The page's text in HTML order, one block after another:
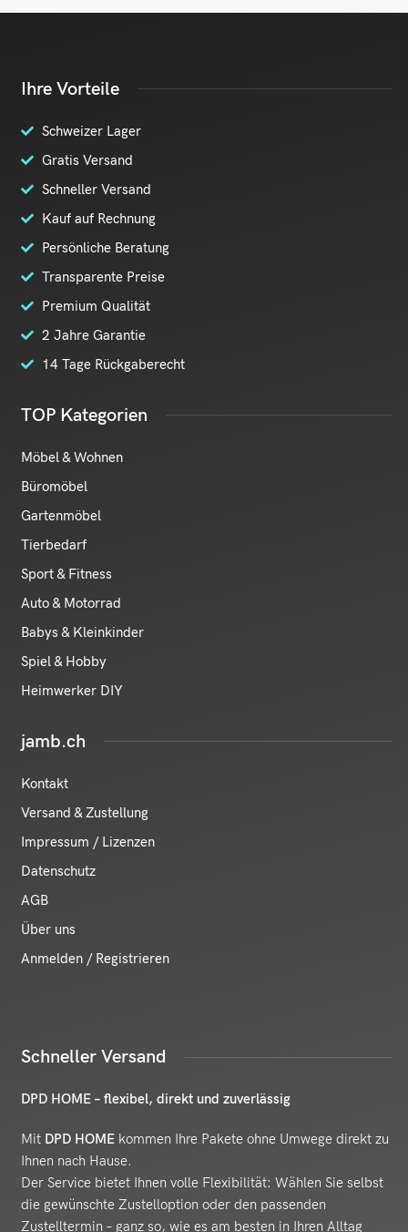
Ihre Vorteile
Schweizer Lager
Gratis Versand
Schneller Versand
Kauf auf Rechnung
Persönliche Beratung
Transparente Preise
Premium Qualität
2 Jahre Garantie
14 Tage Rückgaberecht
TOP Kategorien
Möbel & Wohnen
Büromöbel
Gartenmöbel
Tierbedarf
Sport & Fitness
Auto & Motorrad
Babys & Kleinkinder
Spiel & Hobby
Heimwerker DIY
jamb.ch
Kontakt
Versand & Zustellung
Impressum / Lizenzen
Datenschutz
AGB
Über uns
Anmelden / Registrieren
Schneller Versand
DPD HOME – flexibel, direkt und zuverlässig
Mit DPD HOME kommen Ihre Pakete ohne Umwege direkt zu
Ihnen nach Hause.
Der Service bietet Ihnen volle Flexibilität: Wählen Sie selbst
die gewünschte Zustelloption oder den passenden
Zustelltermin – ganz so, wie es am besten in Ihren Alltag